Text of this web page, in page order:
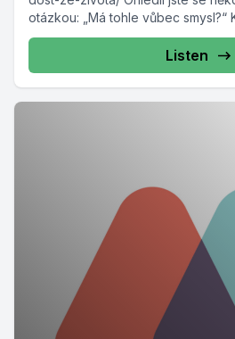
otázkou: „Má tohle vůbec smysl?“
neseme deficit v podobě...
Listen